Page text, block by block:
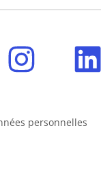
personnelles